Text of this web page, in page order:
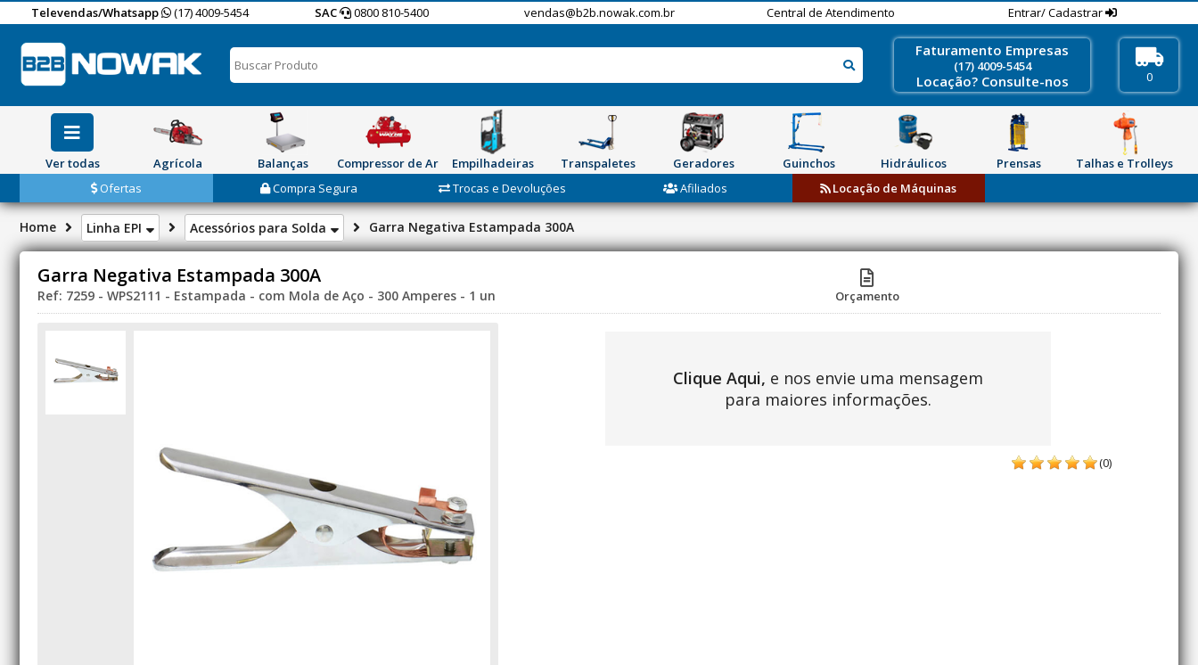
Televendas/Whatsapp (17) 4009-5454 SAC 0800 810-5400 vendas@b2b.nowak.com.br Central de Atendimento Entrar/ Cadastrar
Faturamento Empresas
(17) 4009-5454
Locação? Consulte-nos 0
Ver todas Agrícola Balanças Compressor de Ar Empilhadeiras Transpaletes Geradores Guinchos Hidráulicos Prensas
Talhas e Trolleys
Ofertas
Compra Segura Trocas e Devoluções Afiliados Locação de Máquinas
Home Linha EPI Acessórios para Solda Garra Negativa Estampada 300A
Garra Negativa Estampada 300A
Ref: 7259 - WPS2111 - Estampada - com Mola de Aço - 300 Amperes - 1 un Orçamento
Clique Aqui, e nos envie uma mensagem
para maiores informações.
(0)